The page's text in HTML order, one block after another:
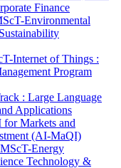
Finance
Environmental
Internet of Things :
Program
: Large Language
Applications
Markets and
(AI-MaQI)
Energy
Technology &